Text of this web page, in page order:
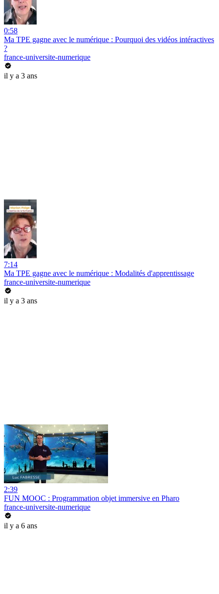
0:58
Ma TPE gagne avec le numérique : Pourquoi des vidéos intéractives
?
france-universite-numerique
il y a 3 ans
7:14
Ma TPE gagne avec le numérique : Modalités d'apprentissage
france-universite-numerique
il y a 3 ans
2:39
FUN MOOC : Programmation objet immersive en Pharo
france-universite-numerique
il y a 6 ans